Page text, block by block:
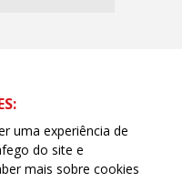
uma experiência de
do site e
mais sobre cookies